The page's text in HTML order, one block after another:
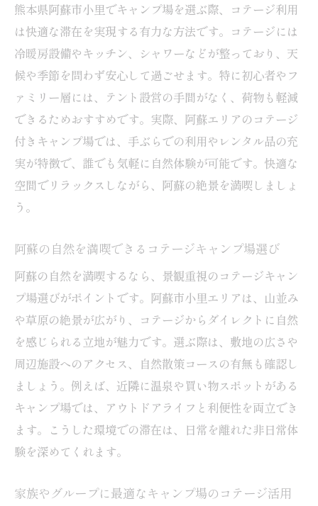
熊本県阿蘇市小里でキャンプ場を選ぶ際、コテージ利用
は快適な滞在を実現する有力な方法です。コテージには
冷暖房設備やキッチン、シャワーなどが整っており、天
候や季節を問わず安心して過ごせます。特に初心者やフ
ァミリー層には、テント設営の手間がなく、荷物も軽減
できるためおすすめです。実際、阿蘇エリアのコテージ
付きキャンプ場では、手ぶらでの利用やレンタル品の充
実が特徴で、誰でも気軽に自然体験が可能です。快適な
空間でリラックスしながら、阿蘇の絶景を満喫しましょ
う。
阿蘇の自然を満喫できるコテージキャンプ場選び
阿蘇の自然を満喫するなら、景観重視のコテージキャン
プ場選びがポイントです。阿蘇市小里エリアは、山並み
や草原の絶景が広がり、コテージからダイレクトに自然
を感じられる立地が魅力です。選ぶ際は、敷地の広さや
周辺施設へのアクセス、自然散策コースの有無も確認し
ましょう。例えば、近隣に温泉や買い物スポットがある
キャンプ場では、アウトドアライフと利便性を両立でき
ます。こうした環境での滞在は、日常を離れた非日常体
験を深めてくれます。
家族やグループに最適なキャンプ場のコテージ活用